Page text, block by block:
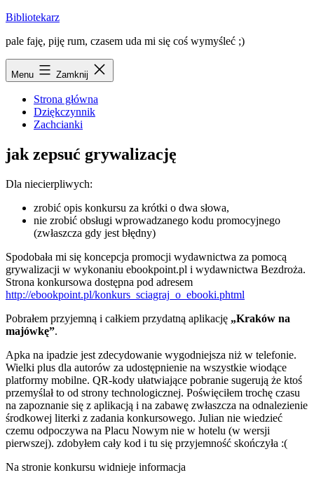
Przejdź
treści
Bibliotekarz
pale faję, piję rum, czasem uda mi się coś wymyśleć ;)
Menu Zamknij
Strona główna
Dziękczynnik
Zachcianki
jak zepsuć grywalizację
Dla niecierpliwych:
zrobić opis konkursu za krótki o dwa słowa,
nie zrobić obsługi wprowadzanego kodu promocyjnego
(zwłaszcza gdy jest błędny)
Spodobała mi się koncepcja promocji wydawnictwa za pomocą
grywalizacji w wykonaniu ebookpoint.pl i wydawnictwa Bezdroża.
Strona konkursowa dostępna pod adresem
http://ebookpoint.pl/konkurs_sciagraj_o_ebooki.phtml
Pobrałem przyjemną i całkiem przydatną aplikację „Kraków na
majówkę”.
Apka na ipadzie jest zdecydowanie wygodniejsza niż w telefonie.
Wielki plus dla autorów za udostępnienie na wszystkie wiodące
platformy mobilne. QR-kody ułatwiające pobranie sugerują że ktoś
przemyślał to od strony technologicznej. Poświęciłem trochę czasu
na zapoznanie się z aplikacją i na zabawę zwłaszcza na odnalezienie
środkowej literki z zadania konkursowego. Julian nie wiedzieć
czemu odpoczywa na Placu Nowym nie w hotelu (w wersji
pierwszej). zdobyłem cały kod i tu się przyjemność skończyła :(
Na stronie konkursu widnieje informacja